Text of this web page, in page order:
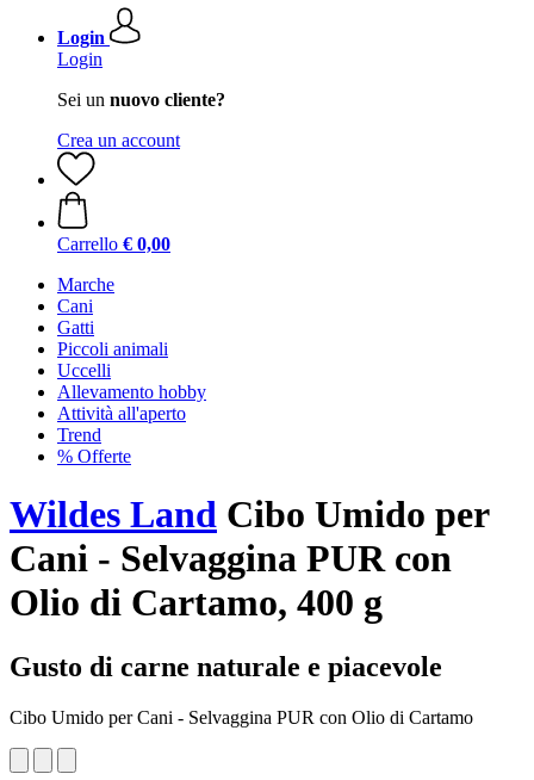
Login
Login
Sei un nuovo cliente?
Crea un account
Carrello € 0,00
Marche
Cani
Gatti
Piccoli animali
Uccelli
Allevamento hobby
Attività all'aperto
Trend
% Offerte
Wildes Land Cibo Umido per
Cani - Selvaggina PUR con
Olio di Cartamo, 400 g
Gusto di carne naturale e piacevole
Cibo Umido per Cani - Selvaggina PUR con Olio di Cartamo